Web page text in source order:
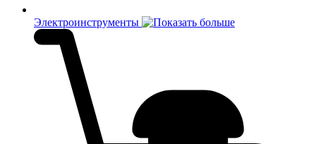
Электроинструменты